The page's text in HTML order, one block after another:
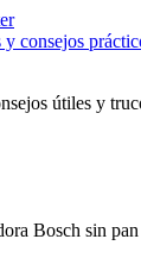
útiles y
Bosch sin